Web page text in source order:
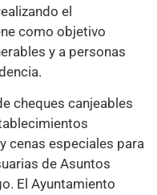
el
como objetivo
y a personas
cheques canjeables
cenas especiales para
de Asuntos
El Ayuntamiento